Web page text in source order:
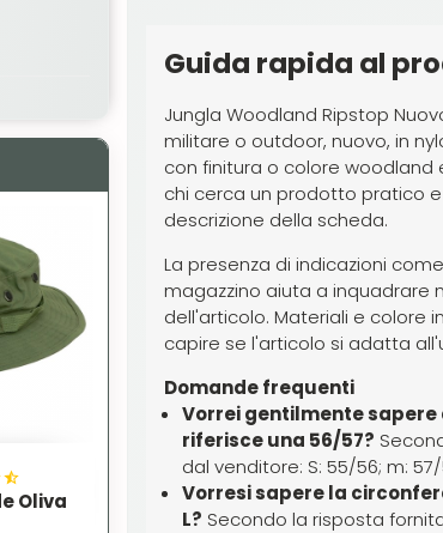
Oliva
Guida rapida al
Jungla Woodland Ripstop
militare o outdoor, nuovo, in
con finitura o colore woodland
chi cerca un prodotto pratico
descrizione della scheda.
La presenza di indicazioni
magazzino aiuta a inquadrare
dell'articolo. Materiali e colore
capire se l'articolo si adatta
Domande frequenti
Vorrei gentilmente sapere
riferisce una 56/57?
dal venditore: S: 55/56; m:
Vorresi sapere la
L? Secondo la risposta